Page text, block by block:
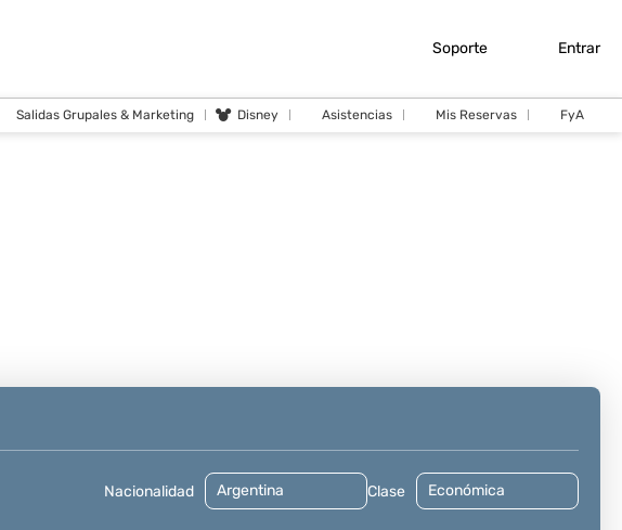
Soporte Entrar
Salidas Grupales & Marketing Disney Asistencias Mis Reservas FyA
Nacionalidad Clase